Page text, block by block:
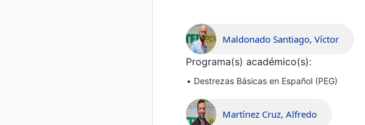
Maldonado Santiago, Víctor
Programa(s) académico(s):
• Destrezas Básicas en Español (PEG)
Martínez Cruz, Alfredo